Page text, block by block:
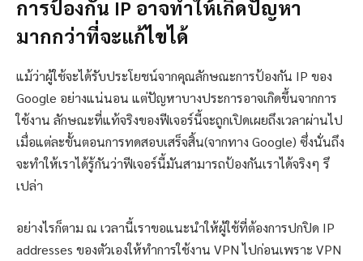
การป้องกัน IP อาจทำให้เกิดปัญหา
มากกว่าที่จะแก้ไขได้
แม้ว่าผู้ใช้จะได้รับประโยชน์จากคุณลักษณะการป้องกัน IP ของ
Google อย่างแน่นอน แต่ปัญหาบางประการอาจเกิดขึ้นจากการ
ใช้งาน ลักษณะที่แท้จริงของฟีเจอร์นี้จะถูกเปิดเผยถึงเวลาผ่านไป
เมื่อแต่ละขั้นตอนการทดสอบเสร็จสิ้น(จากทาง Google) ซึ่งนั่นถึง
จะทำให้เราได้รู้กันว่าฟีเจอร์นี้มันสามารถป้องกันเราได้จริงๆ รึ
เปล่า
อย่างไรก็ตาม ณ เวลานี้เราขอแนะนำให้ผู้ใช้ที่ต้องการปกปิด IP
addresses ของตัวเองให้ทำการใช้งาน VPN ไปก่อนเพราะ VPN